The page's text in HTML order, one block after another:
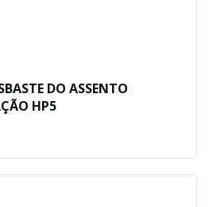
DO ASSENTO
HP5